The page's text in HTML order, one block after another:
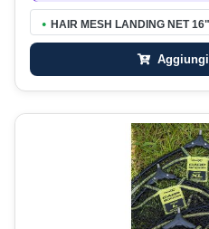
● HAIR MESH LANDING NET 16"